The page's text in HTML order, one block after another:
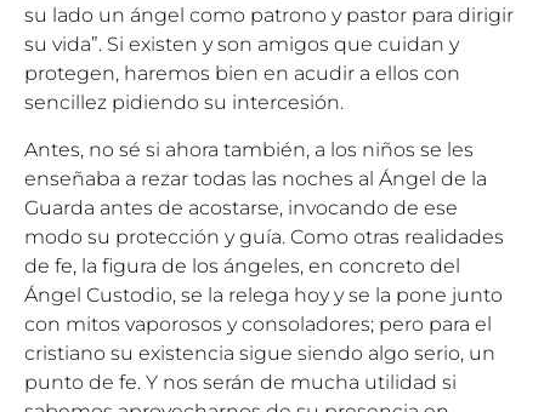
su lado un ángel como patrono y pastor para dirigir
su vida”. Si existen y son amigos que cuidan y
protegen, haremos bien en acudir a ellos con
sencillez pidiendo su intercesión.
Antes, no sé si ahora también, a los niños se les
enseñaba a rezar todas las noches al Ángel de la
Guarda antes de acostarse, invocando de ese
modo su protección y guía. Como otras realidades
de fe, la figura de los ángeles, en concreto del
Ángel Custodio, se la relega hoy y se la pone junto
con mitos vaporosos y consoladores; pero para el
cristiano su existencia sigue siendo algo serio, un
punto de fe. Y nos serán de mucha utilidad si